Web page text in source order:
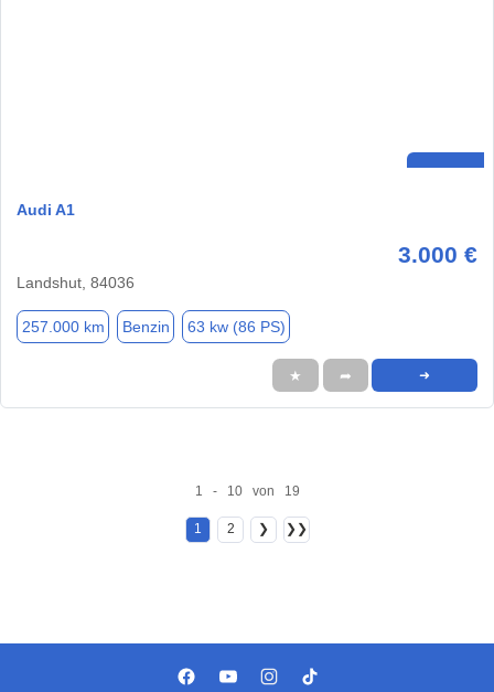
Audi A1
3.000 €
Landshut, 84036
257.000 km Benzin 63 kw (86 PS)
★ ➦ ➜
1 - 10 von 19
1 2 ❯ ❯❯